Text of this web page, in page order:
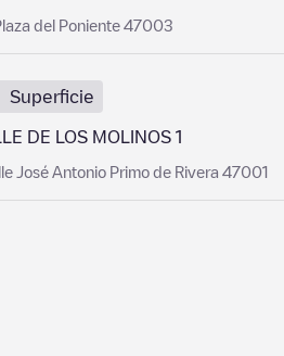
del Poniente 47003
Superficie
DE LOS MOLINOS 1
José Antonio Primo de Rivera 47001